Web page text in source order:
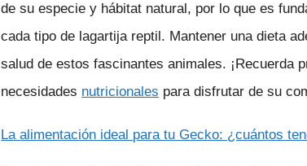
de su especie y hábitat natural, por lo que es
cada tipo de lagartija reptil. Mantener una dieta
salud de estos fascinantes animales. ¡Recuerda
necesidades nutricionales para disfrutar de su
La alimentación ideal para tu Gecko: ¿cuántos